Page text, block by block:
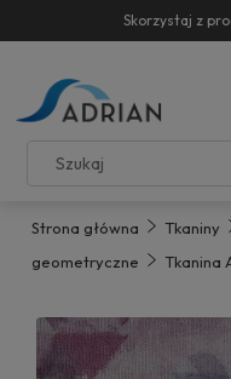
Skorzystaj z
Strona główna Tkaniny
geometryczne
Tkanina